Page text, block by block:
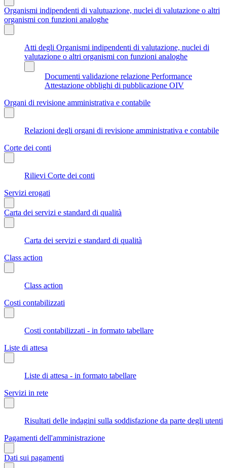
Organismi indipendenti di valutuazione, nuclei di valutazione o altri
organismi con funzioni analoghe
Atti degli Organismi indipendenti di valutazione, nuclei di
valutazione o altri organismi con funzioni analoghe
Documenti validazione relazione Performance
Attestazione obblighi di pubblicazione OIV
Organi di revisione amministrativa e contabile
Relazioni degli organi di revisione amministrativa e contabile
Corte dei conti
Rilievi Corte dei conti
Servizi erogati
Carta dei servizi e standard di qualità
Carta dei servizi e standard di qualità
Class action
Class action
Costi contabilizzati
Costi contabilizzati - in formato tabellare
Liste di attesa
Liste di attesa - in formato tabellare
Servizi in rete
Risultati delle indagini sulla soddisfazione da parte degli utenti
Pagamenti dell'amministrazione
Dati sui pagamenti